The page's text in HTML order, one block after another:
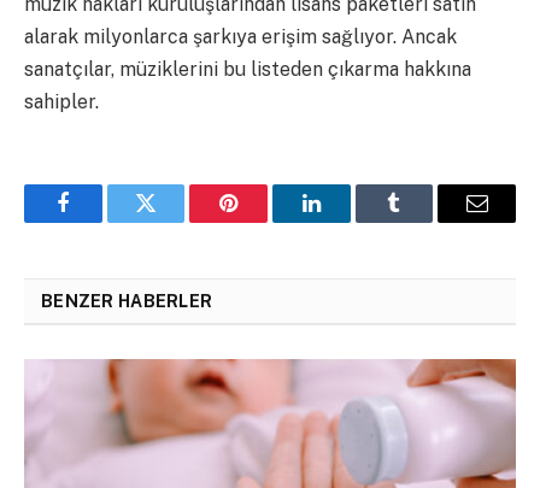
alarak milyonlarca şarkıya erişim sağlıyor. Ancak
sanatçılar, müziklerini bu listeden çıkarma hakkına
sahipler.
FacebookTwitter Pinterest LinkedInTumblr Email
BENZER HABERLER